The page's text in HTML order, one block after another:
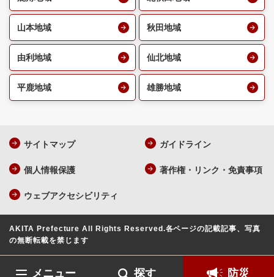
メニュー 探す 防災
山本地域 秋田地域
由利地域 仙北地域
平鹿地域 雄勝地域
サイトマップ ガイドライン
個人情報保護 著作権・リンク・免責事項
ウェブアクセシビリティ
AKITA Prefecture All Rights Reserved.各ページの記載記事、写真
の無断転載を禁じます